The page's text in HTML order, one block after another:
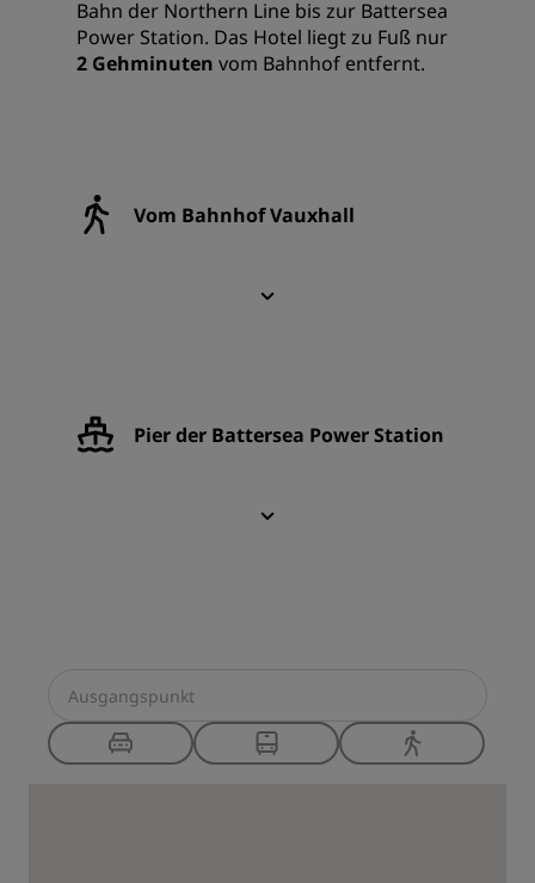
Bahn der Northern Line bis zur Battersea
Power Station. Das Hotel liegt zu Fuß nur
2 Gehminuten vom Bahnhof entfernt.
Vom Bahnhof Vauxhall
Pier der Battersea Power Station